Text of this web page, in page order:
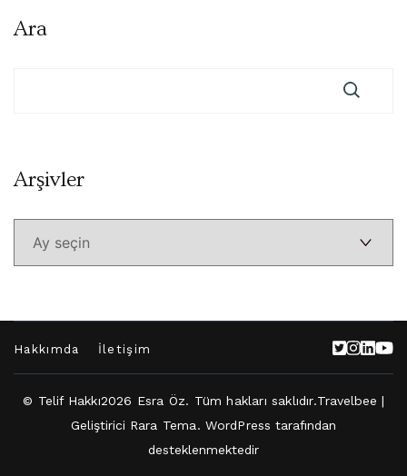
Ara
ArşivlerArşivler
Hakkımda İletişim
© Telif Hakkı2026 Esra Öz. Tüm hakları saklıdır.Travelbee |
Geliştirici Rara Tema. WordPress tarafından
desteklenmektedir